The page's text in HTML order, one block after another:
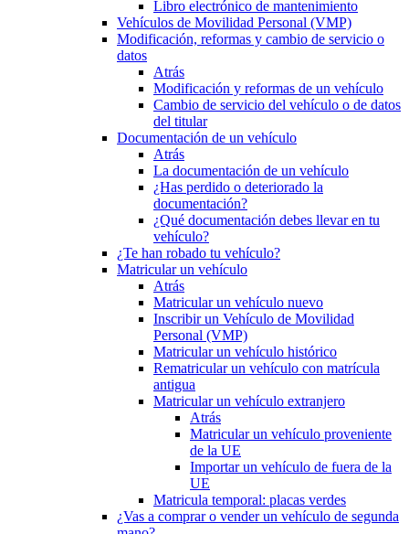
Libro electrónico de mantenimiento
Vehículos de Movilidad Personal (VMP)
Modificación, reformas y cambio de servicio o
datos
Atrás
Modificación y reformas de un vehículo
Cambio de servicio del vehículo o de datos
del titular
Documentación de un vehículo
Atrás
La documentación de un vehículo
¿Has perdido o deteriorado la
documentación?
¿Qué documentación debes llevar en tu
vehículo?
¿Te han robado tu vehículo?
Matricular un vehículo
Atrás
Matricular un vehículo nuevo
Inscribir un Vehículo de Movilidad
Personal (VMP)
Matricular un vehículo histórico
Rematricular un vehículo con matrícula
antigua
Matricular un vehículo extranjero
Atrás
Matricular un vehículo proveniente
de la UE
Importar un vehículo de fuera de la
UE
Matricula temporal: placas verdes
¿Vas a comprar o vender un vehículo de segunda